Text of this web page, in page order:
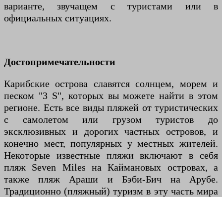
варианте, звучащем с туристами или в
официальных ситуациях.
Достопримечательности
Карибские острова славятся солнцем, морем и
песком "3 S", которых вы можете найти в этом
регионе. Есть все виды пляжей от туристических
с самолетом или грузом туристов до
эксклюзивных и дорогих частных островов, и
конечно мест, популярных у местных жителей.
Некоторые известные пляжи включают в себя
пляж Seven Miles на Каймановых островах, а
также пляж Араши и Бэби-Бич на Арубе.
Традиционно (пляжный) туризм в эту часть мира